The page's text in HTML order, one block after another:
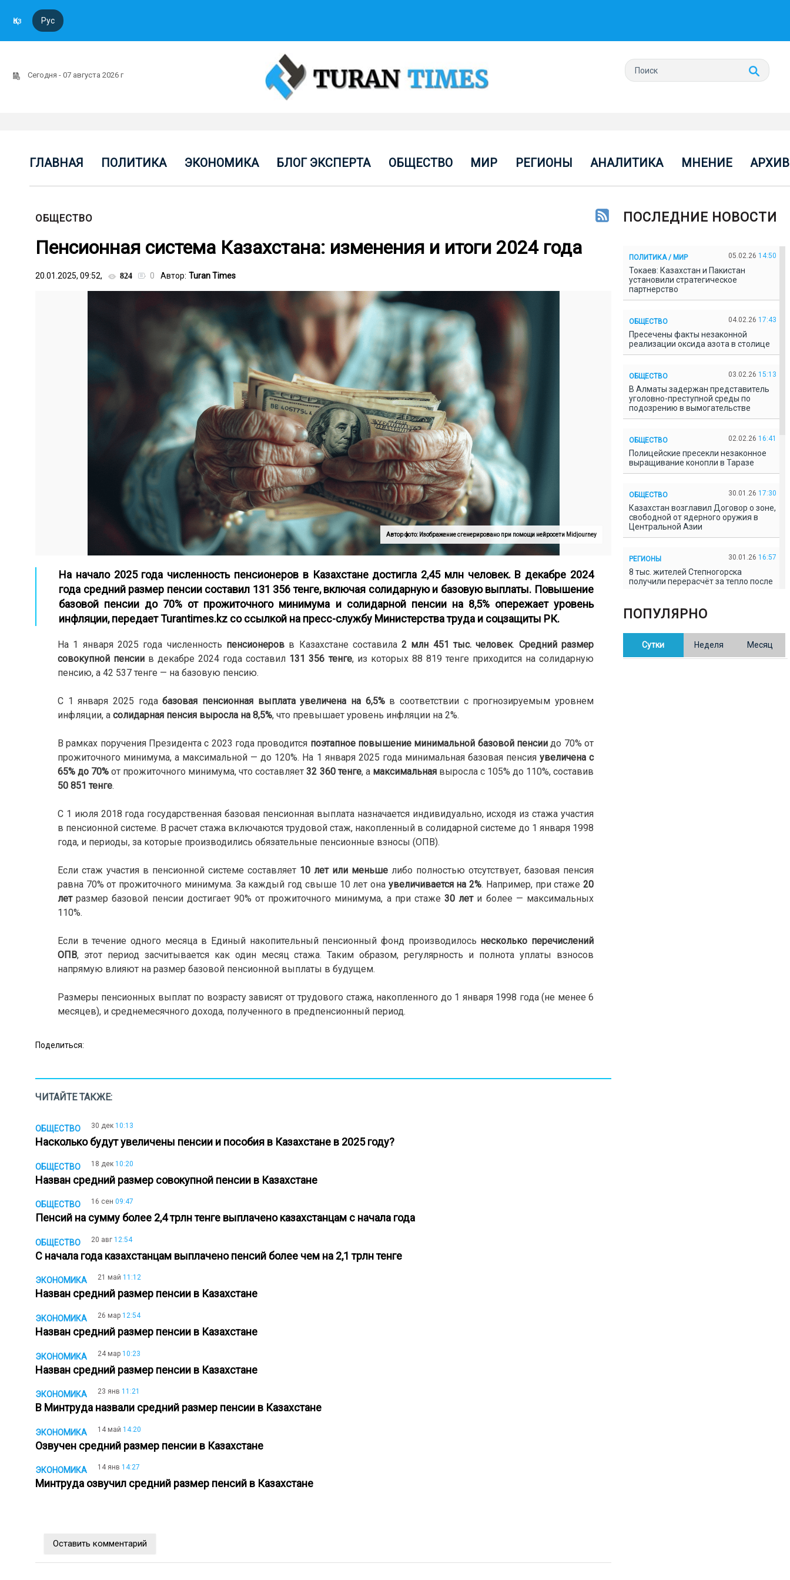
Қаз Рус
Сегодня - 07 августа 2026 г
ГЛАВНАЯ ПОЛИТИКА ЭКОНОМИКА БЛОГ ЭКСПЕРТА ОБЩЕСТВО МИР РЕГИОНЫ АНАЛИТИКА МНЕНИЕ АРХИВ
ОБЩЕСТВО
Пенсионная система Казахстана: изменения и итоги 2024 года
20.01.2025, 09:52, 824 0 Автор: Turan Times
Автор фото: Изображение сгенерировано при помощи нейросети Midjourney
На начало 2025 года численность пенсионеров в Казахстане достигла 2,45 млн человек. В декабре 2024
года средний размер пенсии составил 131 356 тенге, включая солидарную и базовую выплаты. Повышение
базовой пенсии до 70% от прожиточного минимума и солидарной пенсии на 8,5% опережает уровень
инфляции,передает Turantimes.kz со ссылкой на пресс-службу Министерства труда и соцзащиты РК.
На 1 января 2025 года численность пенсионеровв Казахстане составила2 млн 451 тыс. человек. Средний размер
совокупной пенсии в декабре 2024 года составил 131 356 тенге, из которых 88 819 тенге приходится на солидарную
пенсию, а 42 537 тенге — на базовую пенсию.
С 1 января 2025 годабазовая пенсионная выплата увеличена на 6,5%в соответствии с прогнозируемым уровнем
инфляции, а солидарная пенсия выросла на 8,5%, что превышает уровень инфляции на 2%.
В рамках поручения Президента с 2023 года проводится поэтапное повышение минимальной базовой пенсии до 70% от
прожиточного минимума, а максимальной — до 120%. На 1 января 2025 года минимальная базовая пенсия увеличена с
65% до 70% от прожиточного минимума, что составляет32 360 тенге, а максимальнаявыросла с 105% до 110%, составив
50 851 тенге.
С 1 июля 2018 года государственная базовая пенсионная выплата назначается индивидуально, исходя из стажа участия
в пенсионной системе. В расчет стажа включаются трудовой стаж, накопленный в солидарной системе до 1 января 1998
года, и периоды, за которые производились обязательные пенсионные взносы (ОПВ).
Если стаж участия в пенсионной системе составляет 10 лет или меньше либо полностью отсутствует, базовая пенсия
равна 70% от прожиточного минимума. За каждый год свыше 10 лет она увеличивается на 2%. Например, при стаже20
летразмер базовой пенсии достигает 90% от прожиточного минимума, а при стаже30 лети более — максимальных
110%.
Если в течение одного месяца в Единый накопительный пенсионный фонд производилось несколько перечислений
ОПВ, этот период засчитывается как один месяц стажа. Таким образом, регулярность и полнота уплаты взносов
напрямую влияют на размер базовой пенсионной выплаты в будущем.
Размеры пенсионных выплат по возрасту зависят от трудового стажа, накопленного до 1 января 1998 года (не менее 6
месяцев), и среднемесячного дохода, полученного в предпенсионный период.
Поделиться:
ЧИТАЙТЕ ТАКЖЕ:
ОБЩЕСТВО 30 дек 10:13
Насколько будут увеличены пенсии и пособия в Казахстане в 2025 году?
ОБЩЕСТВО 18 дек 10:20
Назван средний размер совокупной пенсии в Казахстане
ОБЩЕСТВО 16 сен 09:47
Пенсий на сумму более 2,4 трлн тенге выплачено казахстанцам с начала года
ОБЩЕСТВО 20 авг 12:54
С начала года казахстанцам выплачено пенсий более чем на 2,1 трлн тенге
ЭКОНОМИКА 21 май 11:12
Назван средний размер пенсии в Казахстане
ЭКОНОМИКА 26 мар 12:54
Назван средний размер пенсии в Казахстане
ЭКОНОМИКА 24 мар 10:23
Назван средний размер пенсии в Казахстане
ЭКОНОМИКА 23 янв 11:21
В Минтруда назвали средний размер пенсии в Казахстане
ЭКОНОМИКА 14 май 14:20
Озвучен средний размер пенсии в Казахстане
ЭКОНОМИКА 14 янв 14:27
Минтруда озвучил средний размер пенсий в Казахстане
Оставить комментарий
ПОСЛЕДНИЕ НОВОСТИ
ПОЛИТИКА / МИР 05.02.26 14:50
Токаев: Казахстан и Пакистан
установили стратегическое
партнерство
ОБЩЕСТВО 04.02.26 17:43
Пресечены факты незаконной
реализации оксида азота в столице
ОБЩЕСТВО 03.02.26 15:13
В Алматы задержан представитель
уголовно-преступной среды по
подозрению в вымогательстве
ОБЩЕСТВО 02.02.26 16:41
Полицейские пресекли незаконное
выращивание конопли в Таразе
ОБЩЕСТВО 30.01.26 17:30
Казахстан возглавил Договор о зоне,
свободной от ядерного оружия в
Центральной Азии
РЕГИОНЫ 30.01.26 16:57
8 тыс. жителей Степногорска
получили перерасчёт за тепло после
В Казахстане готовят новую
редакцию Конституции: меняется
ПОПУЛЯРНО
Сутки Неделя Месяц